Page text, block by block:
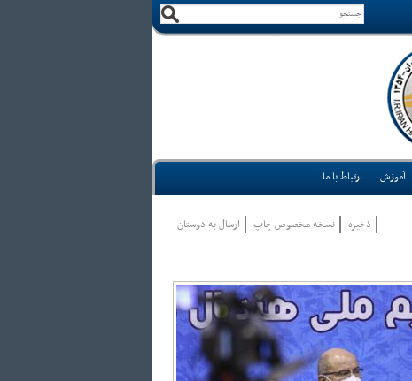
آموزش ارتباط با ما
ذخيره نسخه مخصوص چاپ ارسال به دوستان